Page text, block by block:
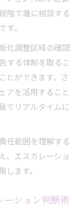
階で誰に相談する
。
化調整区域の確認
する体制を取るこ
とができます。さ
アを活用すること
でリアルタイムに
任範囲を理解する
、エスカレーショ
ます。
ション判断術